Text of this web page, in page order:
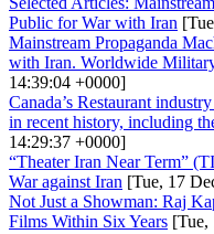
Public for War with Iran
Mainstream Propaganda
with Iran. Worldwide
14:39:04 +0000]
Canada’s Restaurant
in recent history, including
14:29:37 +0000]
“Theater Iran Near Term”
War against Iran [Tue, 17
Not Just a Showman: Raj
Films Within Six Years [Tue,